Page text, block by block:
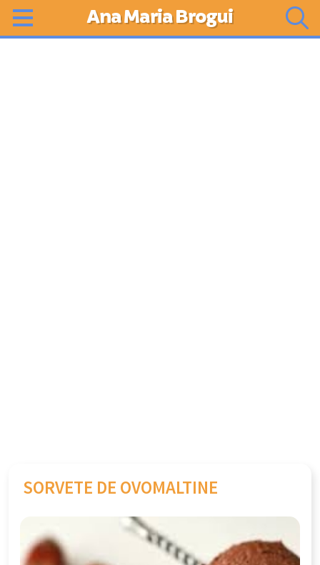
Ana Maria Brogui
SORVETE DE OVOMALTINE